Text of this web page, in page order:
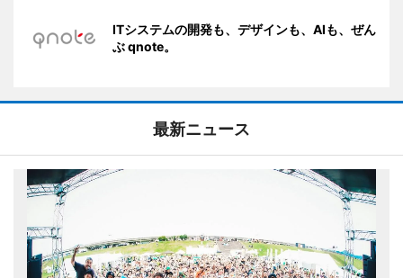
ITシステムの開発も、デザインも、AIも、ぜん
ぶ qnote。
最新ニュース